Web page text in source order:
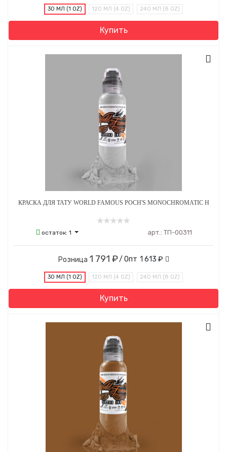
30 МЛ (1 OZ) 120 МЛ (4 OZ) 240 МЛ (8 OZ)
Купить
КРАСКА ДЛЯ ТАТУ WORLD FAMOUS POCH'S MONOCHROMATIC H
остаток:1 арт.: ТП-00311
Розница 1 791 ₽/ Опт 1 613 ₽
30 МЛ (1 OZ) 120 МЛ (4 OZ) 240 МЛ (8 OZ)
Купить